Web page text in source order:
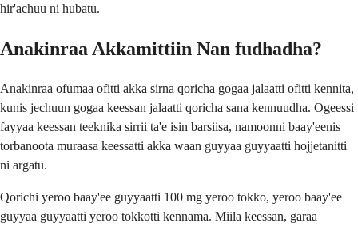
hir'achuu ni hubatu.
Anakinraa Akkamittiin Nan fudhadha?
Anakinraa ofumaa ofitti akka sirna qoricha gogaa jalaatti ofitti kennita,
kunis jechuun gogaa keessan jalaatti qoricha sana kennuudha. Ogeessi
fayyaa keessan teeknika sirrii ta'e isin barsiisa, namoonni baay'eenis
torbanoota muraasa keessatti akka waan guyyaa guyyaatti hojjetanitti
ni argatu.
Qorichi yeroo baay'ee guyyaatti 100 mg yeroo tokko, yeroo baay'ee
guyyaa guyyaatti yeroo tokkotti kennama. Miila keessan, garaa